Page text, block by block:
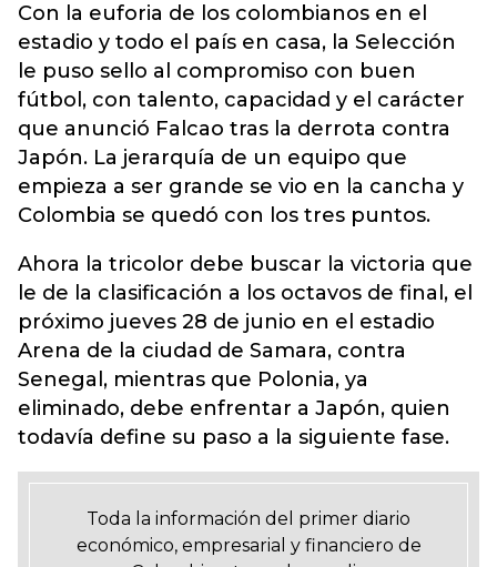
Con la euforia de los colombianos en el
estadio y todo el país en casa, la Selección
le puso sello al compromiso con buen
fútbol, con talento, capacidad y el carácter
que anunció Falcao tras la derrota contra
Japón. La jerarquía de un equipo que
empieza a ser grande se vio en la cancha y
Colombia se quedó con los tres puntos.
Ahora la tricolor debe buscar la victoria que
le de la clasificación a los octavos de final, el
próximo jueves 28 de junio en el estadio
Arena de la ciudad de Samara, contra
Senegal, mientras que Polonia, ya
eliminado, debe enfrentar a Japón, quien
todavía define su paso a la siguiente fase.
Toda la información del primer diario
económico, empresarial y financiero de